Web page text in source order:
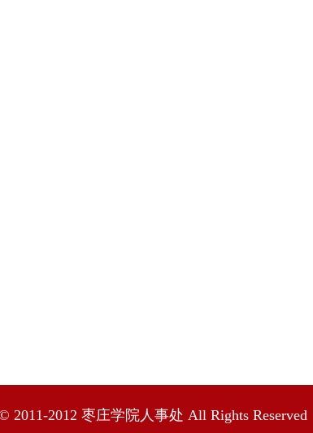
2011-2012 枣庄学院人事处 All Rights